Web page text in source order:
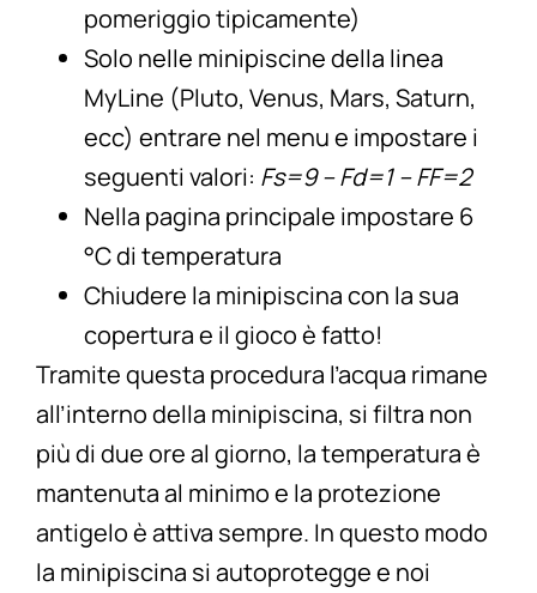
pomeriggio tipicamente)
Solo nelle minipiscine della linea
MyLine (Pluto, Venus, Mars, Saturn,
ecc) entrare nel menu e impostare i
seguenti valori: Fs=9 – Fd=1 – FF=2
Nella pagina principale impostare 6
°C di temperatura
Chiudere la minipiscina con la sua
copertura e il gioco è fatto!
Tramite questa procedura l’acqua rimane
all’interno della minipiscina, si filtra non
più di due ore al giorno, la temperatura è
mantenuta al minimo e la protezione
antigelo è attiva sempre. In questo modo
la minipiscina si autoprotegge e noi